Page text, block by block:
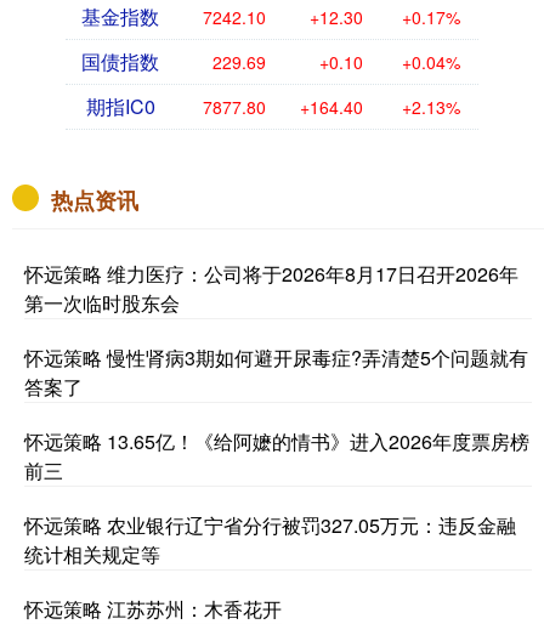
基金指数 7242.10 +12.30 +0.17%
国债指数 229.69 +0.10 +0.04%
期指IC0 7877.80 +164.40 +2.13%
热点资讯
怀远策略 维力医疗：公司将于2026年8月17日召开2026年
第一次临时股东会
怀远策略 慢性肾病3期如何避开尿毒症?弄清楚5个问题就有
答案了
怀远策略 13.65亿！《给阿嬷的情书》进入2026年度票房榜
前三
怀远策略 农业银行辽宁省分行被罚327.05万元：违反金融
统计相关规定等
怀远策略 江苏苏州：木香花开